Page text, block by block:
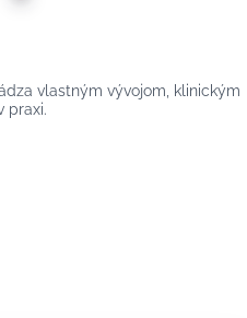
vlastným vývojom, klinickým
praxi.